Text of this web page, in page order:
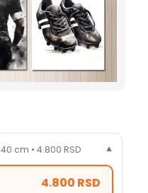
40 cm •4.800 RSD ▼
4.800 RSD